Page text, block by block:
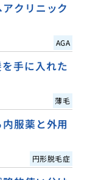
クリニック
AGA
手に入れた
薄毛
服薬と外用
円形脱毛症